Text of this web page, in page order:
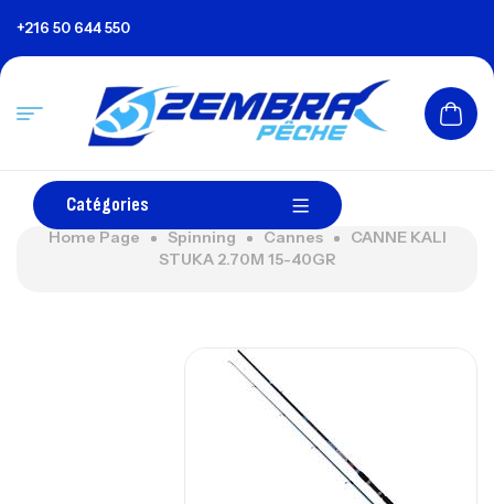
+216 50 644 550
Catégories
Home Page Spinning Cannes
CANNE KALI
STUKA 2.70M 15-40GR